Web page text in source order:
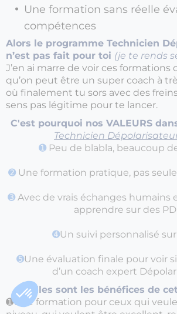
Une formation sans réelle
compétences
Alors le programme Technicien
n’est pas fait pour toi (je te rends
J’en ai marre de voir ces formations
qu’on peut être un super coach à
où finalement tu sors avec des
sens pas légitime pour te lancer.
C'est pourquoi nos VALEURS
Technicien
➊Peu de blabla, beaucoup
➋ Une formation pratique, pas
➌Avec de vrais échanges humains
apprendre sur des
➍Un suivi personnalisé sur
➎Une évaluation finale pour voir
d’un coach expert
Quelles sont les bénéfices de
➊Une formation pour ceux qui